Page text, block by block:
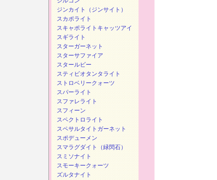
ジンカイト（ジンサイト）
スカポライト
スキャポライトキャッツアイ
スギライト
スターガーネット
スターサファイア
スタールビー
スティビオタンタライト
ストロベリークォーツ
スパーライト
スファレライト
スフィーン
スペクトロライト
スペサルタイトガーネット
スポデューメン
スマラグダイト（緑閃石）
スミソナイト
スモーキークォーツ
ズルタナイト